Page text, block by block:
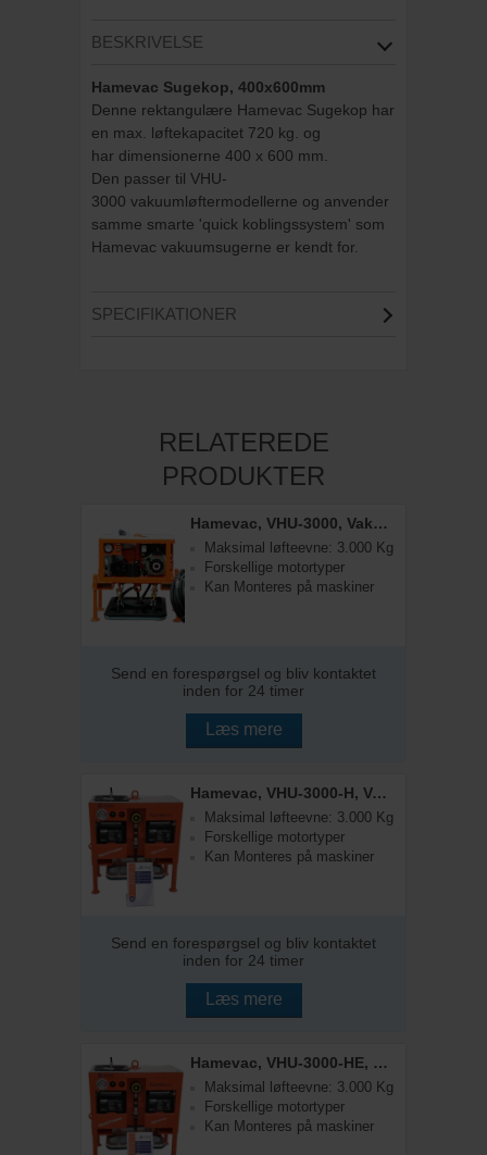
BESKRIVELSE
Hamevac Sugekop, 400x600mm
Denne rektangulære Hamevac Sugekop har
en max. løftekapacitet 720 kg. og
har dimensionerne 400 x 600 mm.
Den passer til VHU-
3000 vakuumløftermodellerne og anvender
samme smarte 'quick koblingssystem' som
Hamevac vakuumsugerne er kendt for.
SPECIFIKATIONER
RELATEREDE
PRODUKTER
Hamevac, VHU-3000, Vakuumløfter
Maksimal løfteevne: 3.000 Kg
Forskellige motortyper
Kan Monteres på maskiner
Send en forespørgsel og bliv kontaktet
inden for 24 timer
Læs mere
Hamevac, VHU-3000-H, Vakuumsuger
Maksimal løfteevne: 3.000 Kg
Forskellige motortyper
Kan Monteres på maskiner
Send en forespørgsel og bliv kontaktet
inden for 24 timer
Læs mere
Hamevac, VHU-3000-HE, Vakuumsuger
Maksimal løfteevne: 3.000 Kg
Forskellige motortyper
Kan Monteres på maskiner